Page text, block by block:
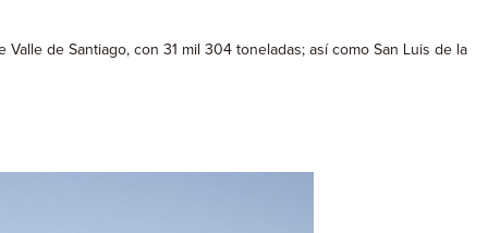
de Santiago, con 31 mil 304 toneladas; así como San Luis de la